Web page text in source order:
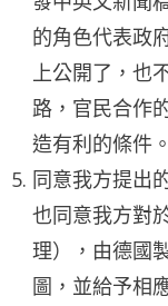
的角色代表政
上公開了，也
路，官民合作
造有利的條件。
同意我方提出
也同意我方對
理），由德國
圖，並給予相